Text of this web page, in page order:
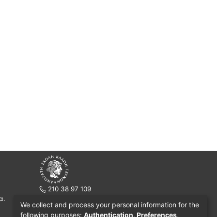
210 38 97 109
Πατησίων 42, Τ.Κ. 10682, Αθήνα
We collect and process your personal information for the
following purposes: Authentication, Preferences,